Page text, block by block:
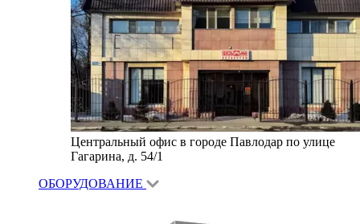
Центральный офис в городе Павлодар по улице
Гагарина, д. 54/1
ОБОРУДОВАНИЕ